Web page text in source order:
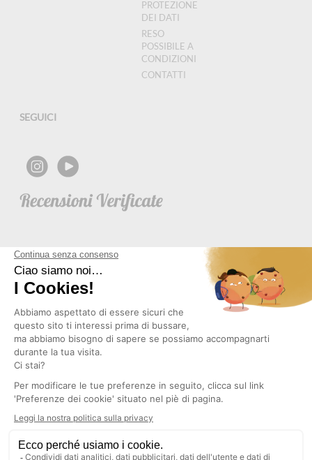
PROTEZIONE
DEI DATI
RESO
POSSIBILE A
CONDIZIONI
CONTATTI
SEGUICI
NEWSLETTER